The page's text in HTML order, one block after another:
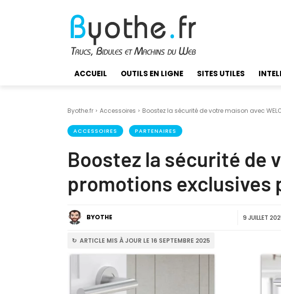
ACCUEIL OUTILS EN LIGNE SITES UTILES
Byothe.fr Accessoires Boostez la sécurité de votre maison avec
ACCESSOIRES PARTENAIRES
Boostez la sécurité de
promotions exclusives
BYOTHE 9 JUILLET
↻ ARTICLE MIS À JOUR LE 16 SEPTEMBRE 2025